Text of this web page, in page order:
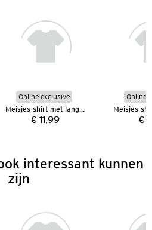
Online exclusive
Meisjes-shirt met lange mouwen
Prijs:
€ 11,99
Online
€
interessant kunnen
zijn